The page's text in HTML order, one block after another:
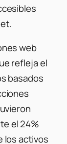
web
refleja el
basados
el 24%
los activos